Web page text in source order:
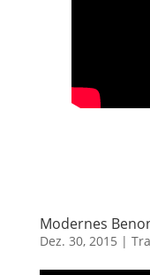
Modernes
Dez. 30, 2015 |